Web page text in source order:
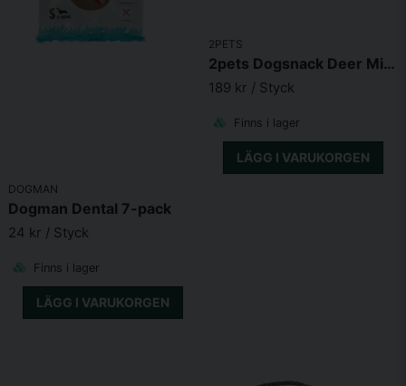
DOGMAN
Dogman Dental 7-pack
24 kr / Styck
Finns i lager
LÄGG I VARUKORGEN
2PETS
2pets Dogsnack Deer MiniCubes (400g)
189 kr / Styck
Finns i lager
LÄGG I VARUKORGEN